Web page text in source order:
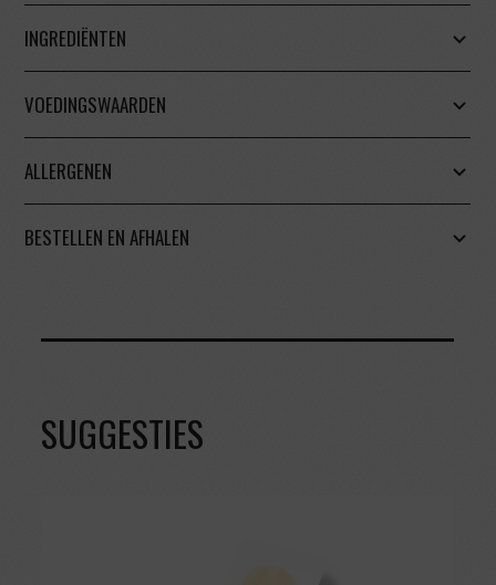
INGREDIËNTEN
VOEDINGSWAARDEN
ALLERGENEN
BESTELLEN EN AFHALEN
SUGGESTIES